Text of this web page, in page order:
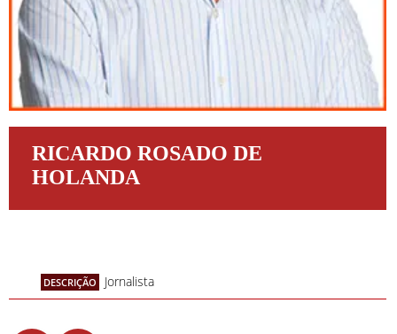
RICARDO ROSADO DE
HOLANDA
DESCRIÇÃO Jornalista